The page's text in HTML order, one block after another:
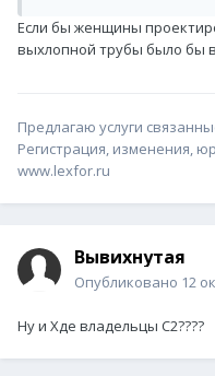
Если бы женщины
выхлопной трубы было бы
Предлагаю услуги
Регистрация, изменения,
www.lexfor.ru
Вывихнутая
Опубликовано 12
Ну и Хде владельцы С2????